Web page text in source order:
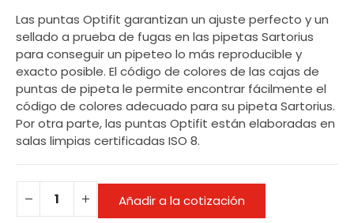
Las puntas Optifit garantizan un ajuste perfecto y un
sellado a prueba de fugas en las pipetas Sartorius
para conseguir un pipeteo lo más reproducible y
exacto posible. El código de colores de las cajas de
puntas de pipeta le permite encontrar fácilmente el
código de colores adecuado para su pipeta Sartorius.
Por otra parte, las puntas Optifit están elaboradas en
salas limpias certificadas ISO 8.
Añadir a la cotización